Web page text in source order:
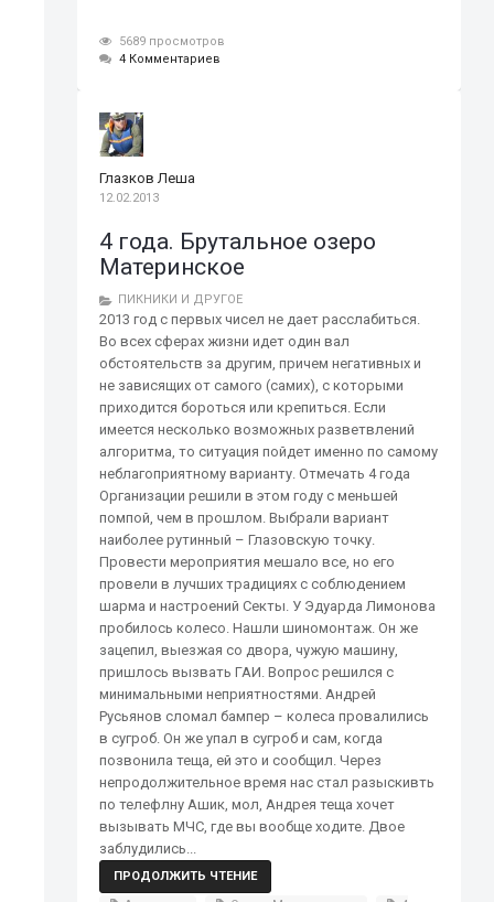
5689 просмотров
4 Комментариев
Глазков Леша
12.02.2013
4 года. Брутальное озеро
Материнское
ПИКНИКИ И ДРУГОЕ
2013 год с первых чисел не дает расслабиться.
Во всех сферах жизни идет один вал
обстоятельств за другим, причем негативных и
не зависящих от самого (самих), с которыми
приходится бороться или крепиться. Если
имеется несколько возможных разветвлений
алгоритма, то ситуация пойдет именно по самому
неблагоприятному варианту. Отмечать 4 года
Организации решили в этом году с меньшей
помпой, чем в прошлом. Выбрали вариант
наиболее рутинный – Глазовскую точку.
Провести мероприятия мешало все, но его
провели в лучших традициях с соблюдением
шарма и настроений Секты. У Эдуарда Лимонова
пробилось колесо. Нашли шиномонтаж. Он же
зацепил, выезжая со двора, чужую машину,
пришлось вызвать ГАИ. Вопрос решился с
минимальными неприятностями. Андрей
Русьянов сломал бампер – колеса провалились
в сугроб. Он же упал в сугроб и сам, когда
позвонила теща, ей это и сообщил. Через
непродолжительное время нас стал разыскивть
по телефлну Ашик, мол, Андрея теща хочет
вызывать МЧС, где вы вообще ходите. Двое
заблудились...
ПРОДОЛЖИТЬ ЧТЕНИЕ